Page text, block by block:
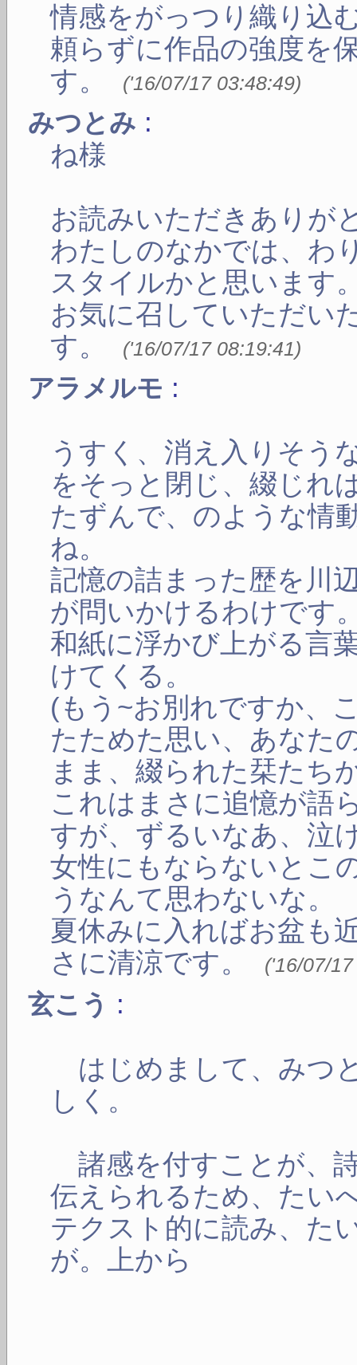
情感をがっつり織り込
頼らずに作品の強度を
す。
('16/07/17 03:48:49)
みつとみ :
ね様
お読みいただきありが
わたしのなかでは、わ
スタイルかと思います
お気に召していただい
す。
('16/07/17 08:19:41)
アラメルモ :
うすく、消え入りそう
をそっと閉じ、綴じれ
たずんで、のような情
ね。
記憶の詰まった歴を川
が問いかけるわけです
和紙に浮かび上がる言
けてくる。
(もう~お別れですか、
たためた思い、あなた
まま、綴られた栞たち
これはまさに追憶が語
すが、ずるいなあ、泣
女性にもならないとこ
うなんて思わないな。
夏休みに入ればお盆も
さに清涼です。
('16/07/
玄こう :
はじめまして、みつ
しく。
諸感を付すことが、
伝えられるため、たい
テクスト的に読み、た
が。上から